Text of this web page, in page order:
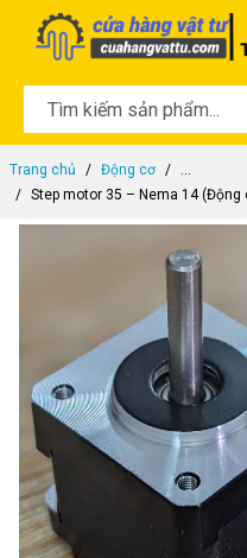
Trang chủ Động cơ
...
Step motor 35 – Nema 14 (Động